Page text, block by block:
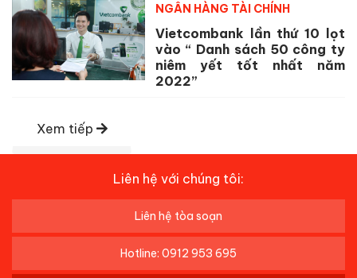
NGÂN HÀNG TÀI CHÍNH
Vietcombank lần thứ 10 lọt
vào “ Danh sách 50 công ty
niêm yết tốt nhất năm
2022”
Xem tiếp
Liên hệ với chúng tôi:
Liên hệ tòa soạn
Hotline: 0912 953 695